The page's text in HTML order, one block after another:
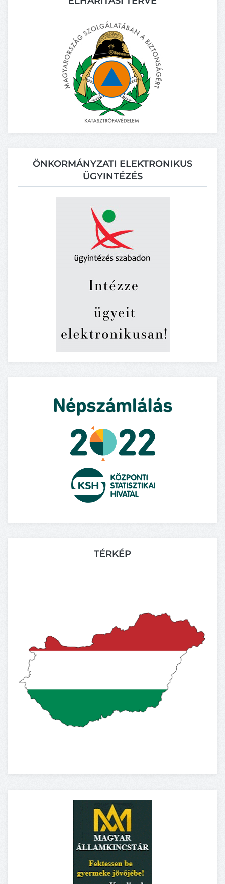
ÖNKORMÁNYZATI ELEKTRONIKUS
ÜGYINTÉZÉS
TÉRKÉP